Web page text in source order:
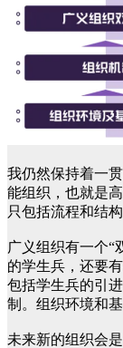
我仍然保持着一
能组织，也就是
只包括流程和结
广义组织有一个“
的学生兵，还要
包括学生兵的引
制。组织环境和
未来新的组织会